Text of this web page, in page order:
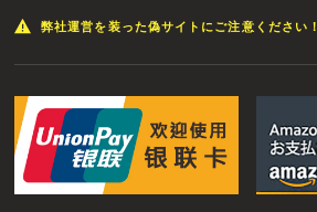
弊社運営を装った偽サイトにご注意ください！